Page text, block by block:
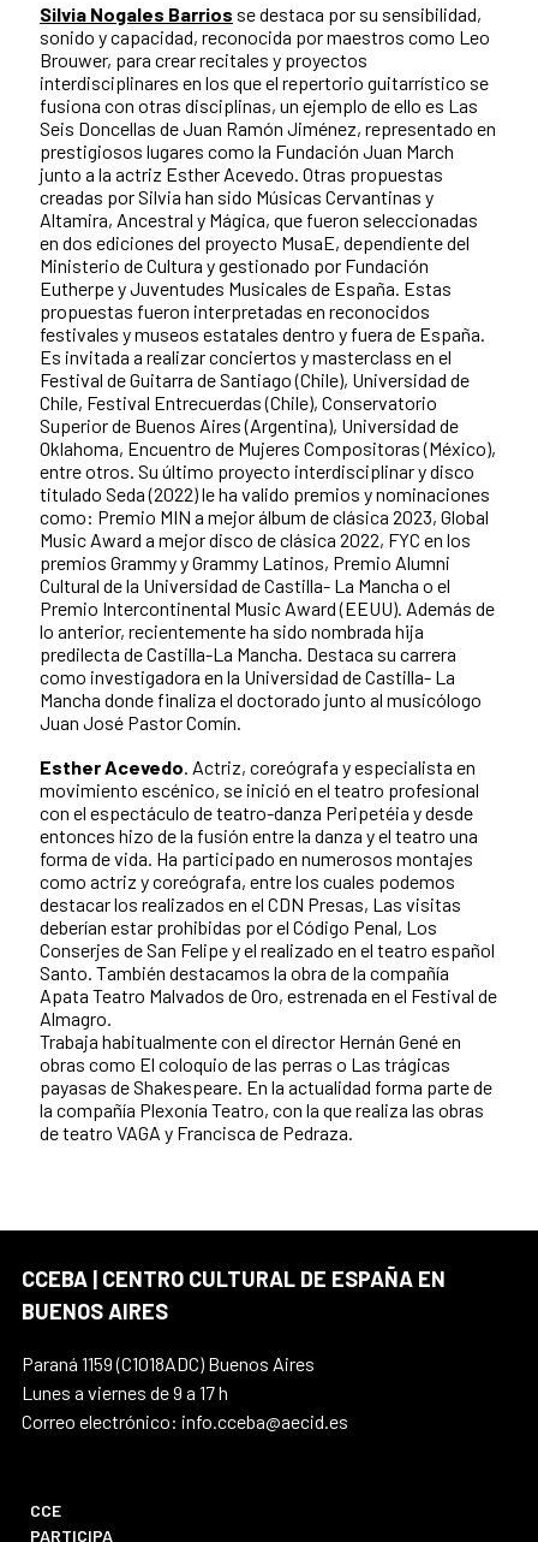
Silvia Nogales Barrios se destaca por su sensibilidad,
sonido y capacidad, reconocida por maestros como Leo
Brouwer, para crear recitales y proyectos
interdisciplinares en los que el repertorio guitarrístico se
fusiona con otras disciplinas, un ejemplo de ello es Las
Seis Doncellas de Juan Ramón Jiménez, representado en
prestigiosos lugares como la Fundación Juan March
junto a la actriz Esther Acevedo. Otras propuestas
creadas por Silvia han sido Músicas Cervantinas y
Altamira, Ancestral y Mágica, que fueron seleccionadas
en dos ediciones del proyecto MusaE, dependiente del
Ministerio de Cultura y gestionado por Fundación
Eutherpe y Juventudes Musicales de España. Estas
propuestas fueron interpretadas en reconocidos
festivales y museos estatales dentro y fuera de España.
Es invitada a realizar conciertos y masterclass en el
Festival de Guitarra de Santiago (Chile), Universidad de
Chile, Festival Entrecuerdas (Chile), Conservatorio
Superior de Buenos Aires (Argentina), Universidad de
Oklahoma, Encuentro de Mujeres Compositoras (México),
entre otros. Su último proyecto interdisciplinar y disco
titulado Seda (2022) le ha valido premios y nominaciones
como: Premio MIN a mejor álbum de clásica 2023, Global
Music Award a mejor disco de clásica 2022, FYC en los
premios Grammy y Grammy Latinos, Premio Alumni
Cultural de la Universidad de Castilla- La Mancha o el
Premio Intercontinental Music Award (EEUU). Además de
lo anterior, recientemente ha sido nombrada hija
predilecta de Castilla-La Mancha. Destaca su carrera
como investigadora en la Universidad de Castilla- La
Mancha donde finaliza el doctorado junto al musicólogo
Juan José Pastor Comín.
Esther Acevedo . Actriz, coreógrafa y especialista en
movimiento escénico, se inició en el teatro profesional
con el espectáculo de teatro-danza Peripetéia y desde
entonces hizo de la fusión entre la danza y el teatro una
forma de vida. Ha participado en numerosos montajes
como actriz y coreógrafa, entre los cuales podemos
destacar los realizados en el CDN Presas, Las visitas
deberían estar prohibidas por el Código Penal, Los
Conserjes de San Felipe y el realizado en el teatro español
Santo. También destacamos la obra de la compañía
Apata Teatro Malvados de Oro, estrenada en el Festival de
Almagro.
Trabaja habitualmente con el director Hernán Gené en
obras como El coloquio de las perras o Las trágicas
payasas de Shakespeare. En la actualidad forma parte de
la compañía Plexonía Teatro, con la que realiza las obras
de teatro VAGA y Francisca de Pedraza.
CCEBA | CENTRO CULTURAL DE ESPAÑA EN
BUENOS AIRES
Paraná 1159 (C1018ADC) Buenos Aires
Lunes a viernes de 9 a 17 h
Correo electrónico: info.cceba@aecid.es
CCE
PARTICIPA